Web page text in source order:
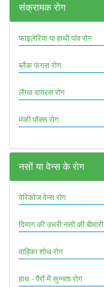
संक्रामक रोग
फाइलेरिया या हाथी पांव रोग
ब्लैक फंगस रोग
लैंग्या वायरस रोग
मंकी पॉक्स रोग
नसों या वेन्स के रोग
वेरिकोज वेन्स रोग
दिमाग की उभरी नसों की बीमारी
वाहिका शोथ रोग
हाथ - पैरों में सुन्नता रोग